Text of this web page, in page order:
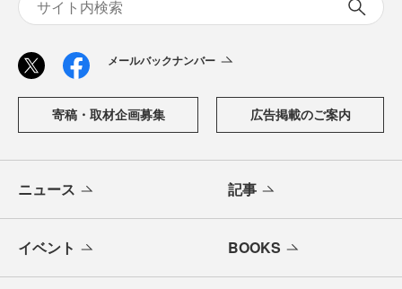
メールバックナンバー
寄稿・取材企画募集 広告掲載のご案内
ニュース 記事
イベント BOOKS